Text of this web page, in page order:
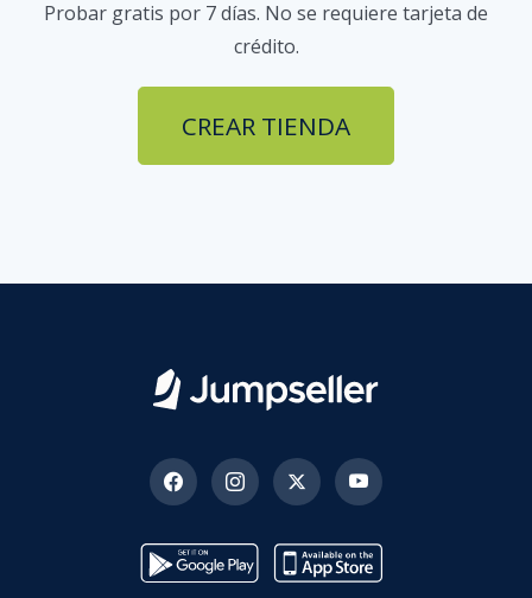
Probar gratis por 7 días. No se requiere tarjeta de
crédito.
CREAR TIENDA